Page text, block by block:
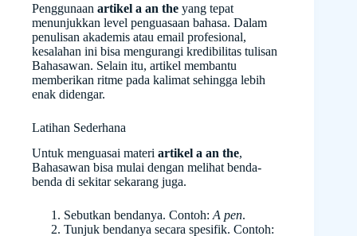
Penggunaan artikel a an the yang tepat
menunjukkan level penguasaan bahasa. Dalam
penulisan akademis atau email profesional,
kesalahan ini bisa mengurangi kredibilitas tulisan
Bahasawan. Selain itu, artikel membantu
memberikan ritme pada kalimat sehingga lebih
enak didengar.
Latihan Sederhana
Untuk menguasai materi artikel a an the,
Bahasawan bisa mulai dengan melihat benda-
benda di sekitar sekarang juga.
Sebutkan bendanya. Contoh:A pen.
Tunjuk bendanya secara spesifik. Contoh: